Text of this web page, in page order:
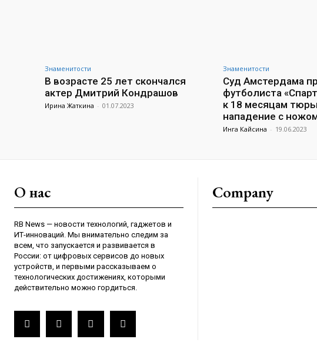
Знаменитости
В возрасте 25 лет скончался
актер Дмитрий Кондрашов
Ирина Жаткина - 01.07.2023
Знаменитости
Суд Амстердама
футболиста
к 18 месяцам
нападение с
Инга Кайсина - 19.06.2023
О нас
RB News — новости технологий, гаджетов и
ИТ-инноваций. Мы внимательно следим за
всем, что запускается и развивается в
России: от цифровых сервисов до новых
устройств, и первыми рассказываем о
технологических достижениях, которыми
действительно можно гордиться.
Company